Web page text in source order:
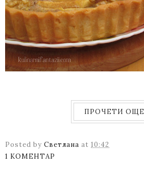
ПРОЧЕТИ ОЩЕ
Posted by Светлана at 10:42
1 КОМЕНТАР